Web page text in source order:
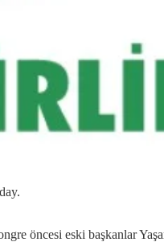
öncesi eski başkanlar